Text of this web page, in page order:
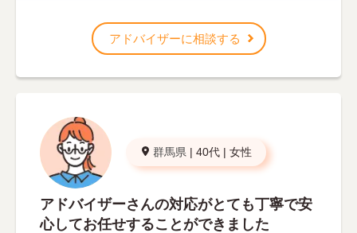
アドバイザーに相談する
群馬県 | 40代 | 女性
アドバイザーさんの対応がとても丁寧で安
心してお任せすることができました